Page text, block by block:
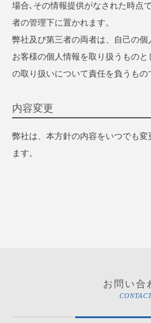
場合､その情報提供がなされた時点
者の管理下に置かれます。
弊社及び第三者の両者は、自己の
お客様の個人情報を取り扱うもの
の取り扱いについて責任を負うもの
内容変更
弊社は、本方針の内容をいつでも
ます。
お問い合